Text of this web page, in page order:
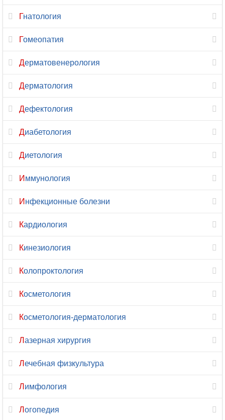
томография
Малоинвазивная
терапия
Массаж
Микология
Наркология
Неврология
Нейропсихология
Нейрофизиология
Нейрохирургия
Неонатология
Нефрология
Нутрициология
Онкология
Онкология-
Гнатология
Гомеопатия
Дерматовенерология
Дерматология
Дефектология
Диабетология
Диетология
Иммунология
Инфекционные болезни
Кардиология
Кинезиология
Колопроктология
Косметология
Косметология-дерматология
Лазерная хирургия
Лечебная физкультура
Лимфология
Логопедия